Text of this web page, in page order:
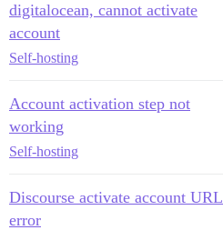
digitalocean, cannot activate
account
Self-hosting
Account activation step not
working
Self-hosting
Discourse activate account URL
error